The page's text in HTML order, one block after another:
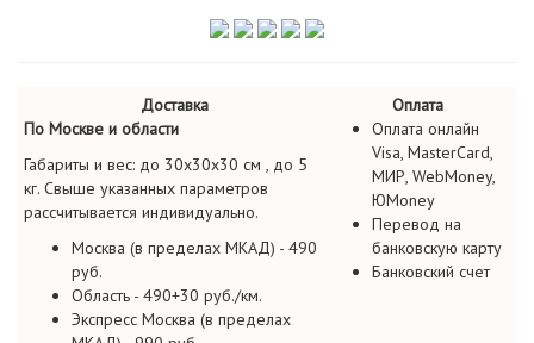
Доставка
Оплата
По Москве и области
Габариты и вес: до 30х30х30 см , до 5
кг. Свыше указанных параметров
рассчитывается индивидуально.
Москва (в пределах МКАД) - 490
руб.
Область - 490+30 руб./км.
Экспресс Москва (в пределах
Оплата онлайн
Visa, MasterCard,
МИР, WebMoney,
ЮMoney
Перевод на
банковскую карту
Банковский счет